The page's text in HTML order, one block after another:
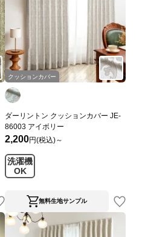
クッションカバー
ダーリントン クッションカバー JE-
86003 アイボリー
2,200円(税込)～
洗濯機
OK
無料生地サンプル